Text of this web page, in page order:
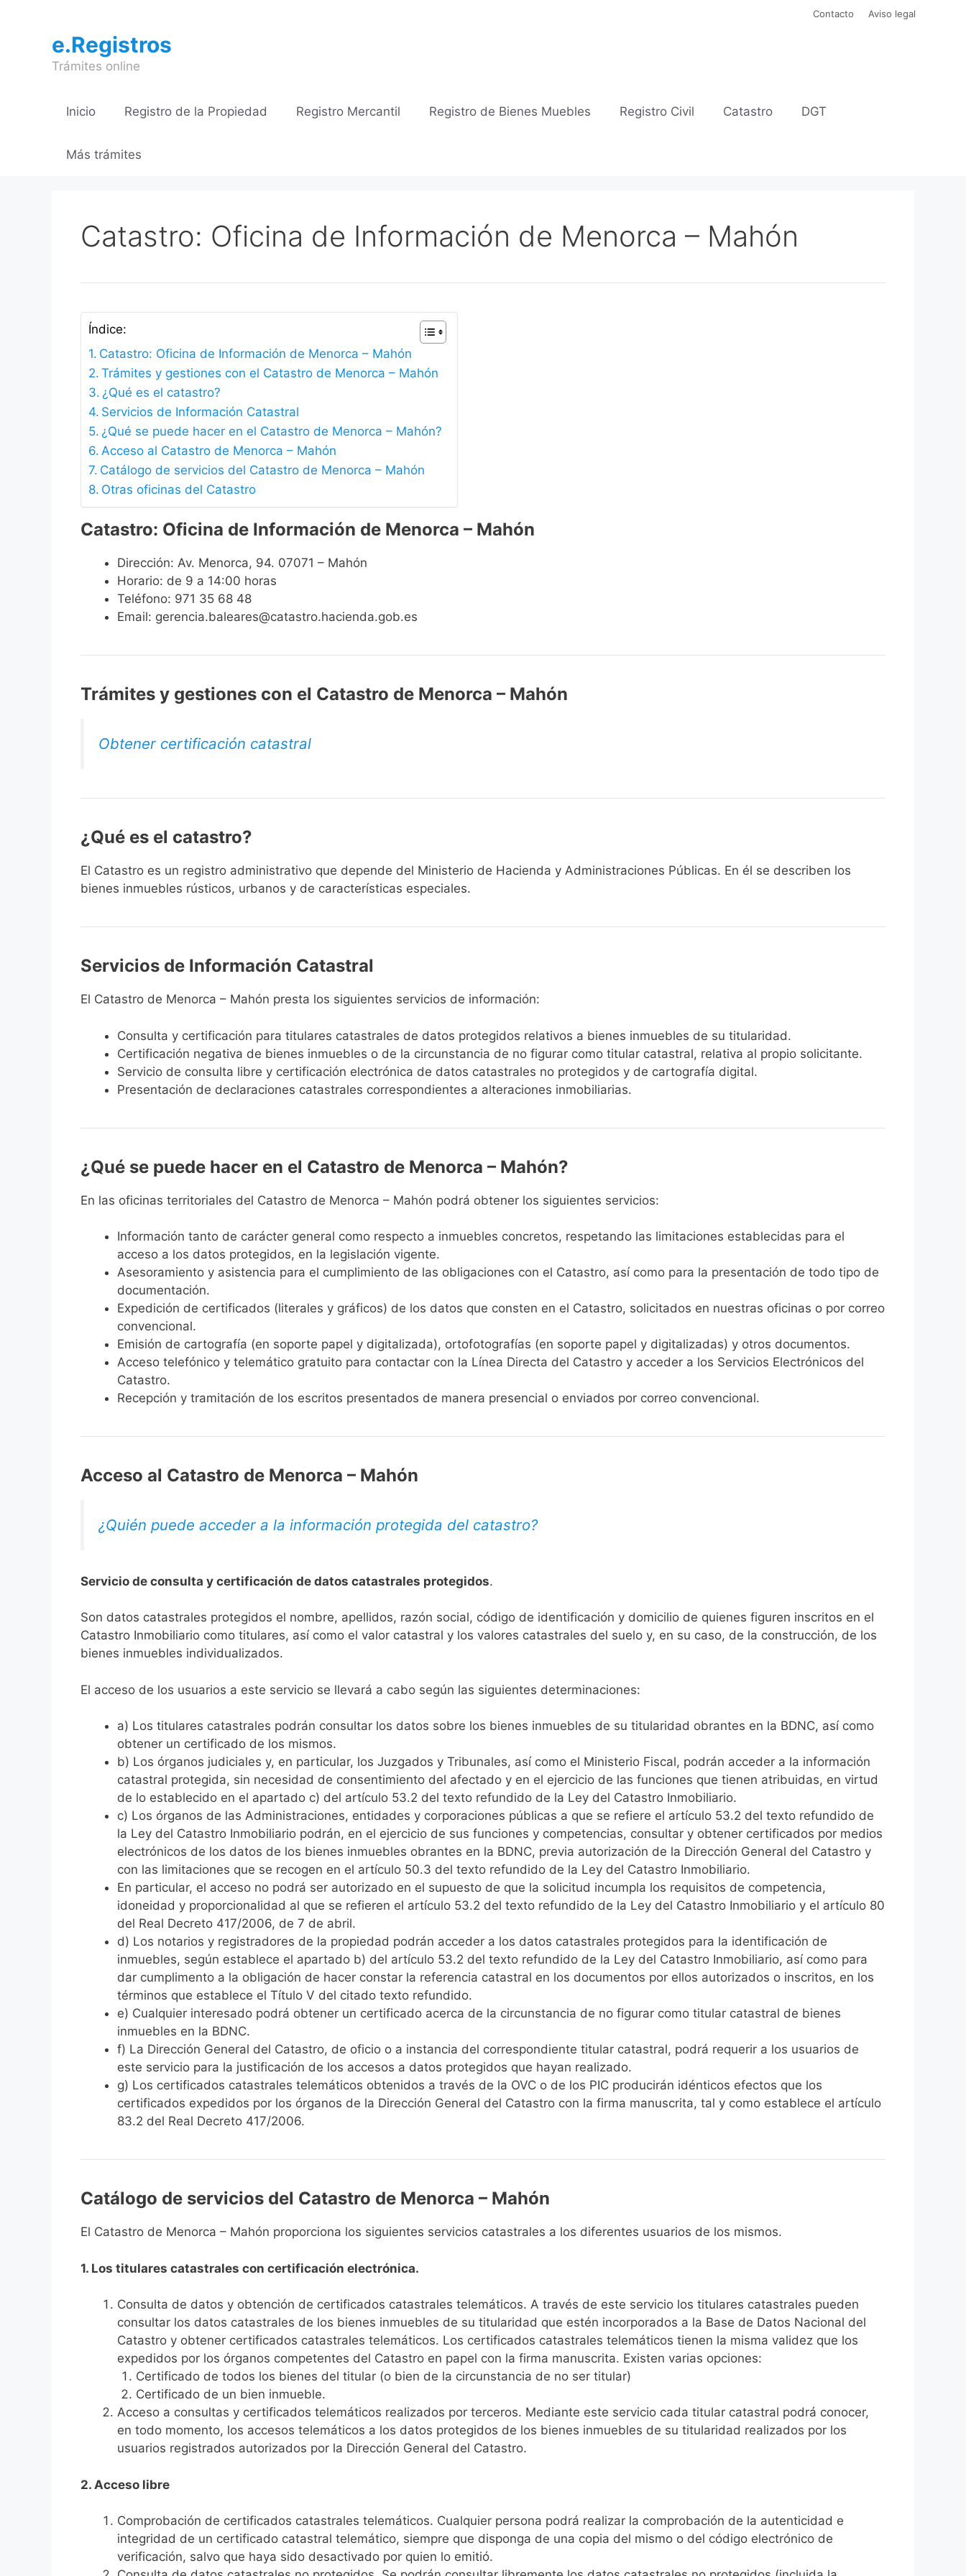
contenido
Contacto Aviso legal
e.Registros
Trámites online
Inicio Registro de la Propiedad Registro Mercantil Registro de Bienes Muebles Registro Civil Catastro DGT
Más trámites
Catastro: Oficina de Información de Menorca – Mahón
Índice:
Catastro: Oficina de Información de Menorca – Mahón
Trámites y gestiones con el Catastro de Menorca – Mahón
¿Qué es el catastro?
Servicios de Información Catastral
¿Qué se puede hacer en el Catastro de Menorca – Mahón?
Acceso al Catastro de Menorca – Mahón
Catálogo de servicios del Catastro de Menorca – Mahón
Otras oficinas del Catastro
Catastro: Oficina de Información de Menorca – Mahón
Dirección: Av. Menorca, 94. 07071 – Mahón
Horario: de 9 a 14:00 horas
Teléfono: 971 35 68 48
Email: gerencia.baleares@catastro.hacienda.gob.es
Trámites y gestiones con el Catastro de Menorca – Mahón
Obtener certificación catastral
¿Qué es el catastro?
El Catastro es un registro administrativo que depende del Ministerio de Hacienda y Administraciones Públicas. En él se describen los
bienes inmuebles rústicos, urbanos y de características especiales.
Servicios de Información Catastral
El Catastro de Menorca – Mahón presta los siguientes servicios de información:
Consulta y certificación para titulares catastrales de datos protegidos relativos a bienes inmuebles de su titularidad.
Certificación negativa de bienes inmuebles o de la circunstancia de no figurar como titular catastral, relativa al propio solicitante.
Servicio de consulta libre y certificación electrónica de datos catastrales no protegidos y de cartografía digital.
Presentación de declaraciones catastrales correspondientes a alteraciones inmobiliarias.
¿Qué se puede hacer en el Catastro de Menorca – Mahón?
En las oficinas territoriales del Catastro de Menorca – Mahón podrá obtener los siguientes servicios:
Información tanto de carácter general como respecto a inmuebles concretos, respetando las limitaciones establecidas para el
acceso a los datos protegidos, en la legislación vigente.
Asesoramiento y asistencia para el cumplimiento de las obligaciones con el Catastro, así como para la presentación de todo tipo de
documentación.
Expedición de certificados (literales y gráficos) de los datos que consten en el Catastro, solicitados en nuestras oficinas o por correo
convencional.
Emisión de cartografía (en soporte papel y digitalizada), ortofotografías (en soporte papel y digitalizadas) y otros documentos.
Acceso telefónico y telemático gratuito para contactar con la Línea Directa del Catastro y acceder a los Servicios Electrónicos del
Catastro.
Recepción y tramitación de los escritos presentados de manera presencial o enviados por correo convencional.
Acceso al Catastro de Menorca – Mahón
¿Quién puede acceder a la información protegida del catastro?
Servicio de consulta y certificación de datos catastrales protegidos.
Son datos catastrales protegidos el nombre, apellidos, razón social, código de identificación y domicilio de quienes figuren inscritos en el
Catastro Inmobiliario como titulares, así como el valor catastral y los valores catastrales del suelo y, en su caso, de la construcción, de los
bienes inmuebles individualizados.
El acceso de los usuarios a este servicio se llevará a cabo según las siguientes determinaciones:
a) Los titulares catastrales podrán consultar los datos sobre los bienes inmuebles de su titularidad obrantes en la BDNC, así como
obtener un certificado de los mismos.
b) Los órganos judiciales y, en particular, los Juzgados y Tribunales, así como el Ministerio Fiscal, podrán acceder a la información
catastral protegida, sin necesidad de consentimiento del afectado y en el ejercicio de las funciones que tienen atribuidas, en virtud
de lo establecido en el apartado c) del artículo 53.2 del texto refundido de la Ley del Catastro Inmobiliario.
c) Los órganos de las Administraciones, entidades y corporaciones públicas a que se refiere el artículo 53.2 del texto refundido de
la Ley del Catastro Inmobiliario podrán, en el ejercicio de sus funciones y competencias, consultar y obtener certificados por medios
electrónicos de los datos de los bienes inmuebles obrantes en la BDNC, previa autorización de la Dirección General del Catastro y
con las limitaciones que se recogen en el artículo 50.3 del texto refundido de la Ley del Catastro Inmobiliario.
En particular, el acceso no podrá ser autorizado en el supuesto de que la solicitud incumpla los requisitos de competencia,
idoneidad y proporcionalidad al que se refieren el artículo 53.2 del texto refundido de la Ley del Catastro Inmobiliario y el artículo 80
del Real Decreto 417/2006, de 7 de abril.
d) Los notarios y registradores de la propiedad podrán acceder a los datos catastrales protegidos para la identificación de
inmuebles, según establece el apartado b) del artículo 53.2 del texto refundido de la Ley del Catastro Inmobiliario, así como para
dar cumplimento a la obligación de hacer constar la referencia catastral en los documentos por ellos autorizados o inscritos, en los
términos que establece el Título V del citado texto refundido.
e) Cualquier interesado podrá obtener un certificado acerca de la circunstancia de no figurar como titular catastral de bienes
inmuebles en la BDNC.
f) La Dirección General del Catastro, de oficio o a instancia del correspondiente titular catastral, podrá requerir a los usuarios de
este servicio para la justificación de los accesos a datos protegidos que hayan realizado.
g) Los certificados catastrales telemáticos obtenidos a través de la OVC o de los PIC producirán idénticos efectos que los
certificados expedidos por los órganos de la Dirección General del Catastro con la firma manuscrita, tal y como establece el artículo
83.2 del Real Decreto 417/2006.
Catálogo de servicios del Catastro de Menorca – Mahón
El Catastro de Menorca – Mahón proporciona los siguientes servicios catastrales a los diferentes usuarios de los mismos.
1. Los titulares catastrales con certificación electrónica.
Consulta de datos y obtención de certificados catastrales telemáticos. A través de este servicio los titulares catastrales pueden
consultar los datos catastrales de los bienes inmuebles de su titularidad que estén incorporados a la Base de Datos Nacional del
Catastro y obtener certificados catastrales telemáticos. Los certificados catastrales telemáticos tienen la misma validez que los
expedidos por los órganos competentes del Catastro en papel con la firma manuscrita. Existen varias opciones:
Certificado de todos los bienes del titular (o bien de la circunstancia de no ser titular)
Certificado de un bien inmueble.
Acceso a consultas y certificados telemáticos realizados por terceros. Mediante este servicio cada titular catastral podrá conocer,
en todo momento, los accesos telemáticos a los datos protegidos de los bienes inmuebles de su titularidad realizados por los
usuarios registrados autorizados por la Dirección General del Catastro.
2. Acceso libre
Comprobación de certificados catastrales telemáticos. Cualquier persona podrá realizar la comprobación de la autenticidad e
integridad de un certificado catastral telemático, siempre que disponga de una copia del mismo o del código electrónico de
verificación, salvo que haya sido desactivado por quien lo emitió.